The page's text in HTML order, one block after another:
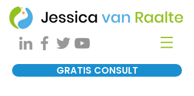
GRATIS CONSULT